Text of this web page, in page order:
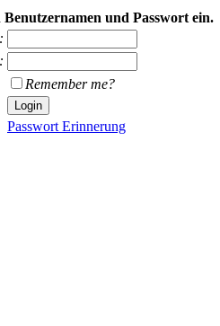
und Passwort ein.
Remember me?
Passwort Erinnerung